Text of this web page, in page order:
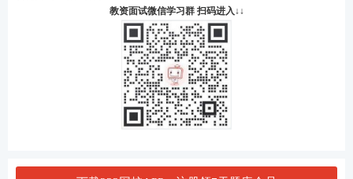
教资面试微信学习群 扫码进入↓↓